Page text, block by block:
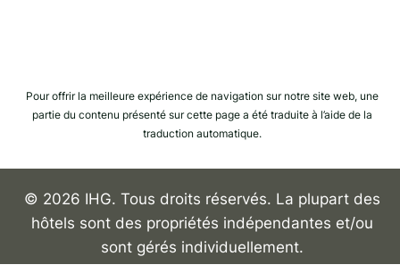
Pour offrir la meilleure expérience de navigation sur notre site web, une
partie du contenu présenté sur cette page a été traduite à l’aide de la
traduction automatique.
© 2026 IHG. Tous droits réservés. La plupart des
hôtels sont des propriétés indépendantes et/ou
sont gérés individuellement.